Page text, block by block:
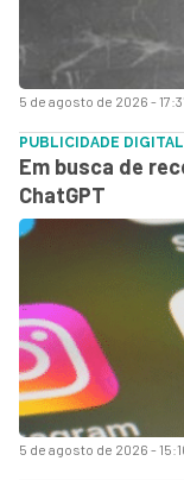
5 de agosto de 2026 -
5 de agosto de 2026 -
PUBLICIDADE DIGITAL
Em busca de
ChatGPT